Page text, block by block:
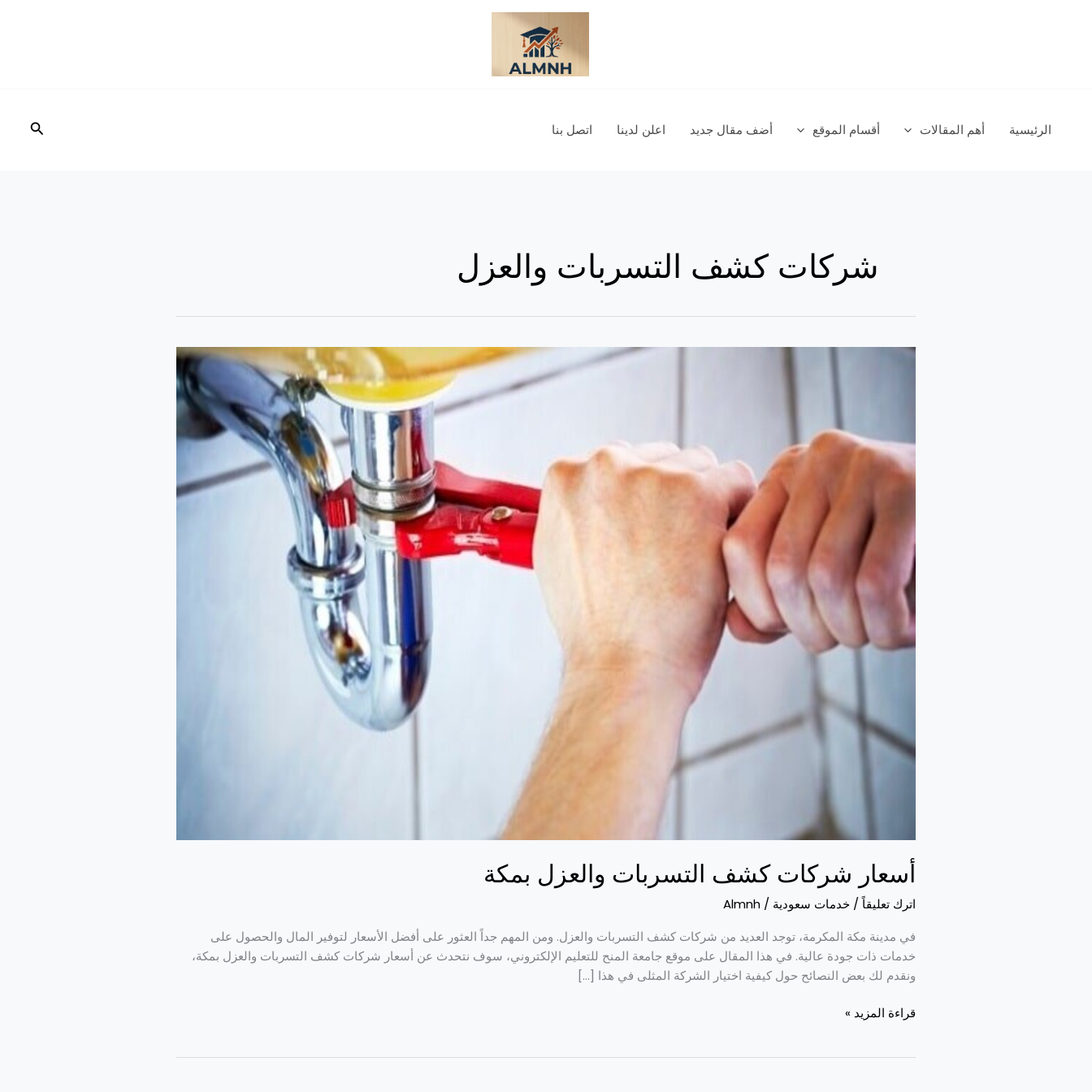
الرئيسية أهم المقالات أقسام الموقع أضف مقال جديد اعلن لدينا اتصل بنا البحث
شركات كشف التسربات والعزل
أسعار شركات كشف التسربات والعزل بمكة
اترك تعليقاً/ خدمات سعودية /
Almnh
في مدينة مكة المكرمة، توجد العديد من شركات كشف التسربات والعزل. ومن المهم جداً العثور على أفضل الأسعار لتوفير المال والحصول على
خدمات ذات جودة عالية. في هذا المقال على موقع جامعة المنح للتعليم الإلكتروني، سوف نتحدث عن أسعار شركات كشف التسربات والعزل بمكة،
ونقدم لك بعض النصائح حول كيفية اختيار الشركة المثلى في هذا […]
أسعار
بمكة
قراءة المزيد »